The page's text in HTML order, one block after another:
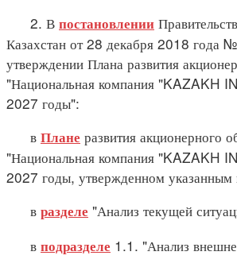
2. В постановлении
Казахстан от 28 декабря 2018 года
утверждении Плана развития
"Национальная компания "KAZAKH
2027 годы":
в Плане развития акционерного
"Национальная компания "KAZAKH
2027 годы, утвержденном указанным
в разделе "Анализ текущей
в подразделе 1.1. "Анализ